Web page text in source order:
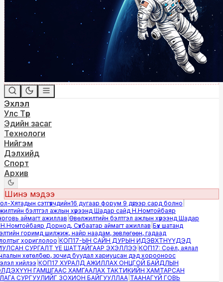
Эхлэл
Улс Төр
Эдийн засаг
Технологи
Нийгэм
Дэлхийд
Спорт
Архив
Шинэ мэдээ
сэтгүүлчдийн16 дугаар форум 9 дүгээр сард болно|
бэлтгэл ажлын хүрээнд Шадар сайд Н.Номтойбаяр
аймагт ажиллав|Өвөлжилтийн бэлтгэл ажлын хүрээнд Шадар
Дорнод, Сүхбаатар аймагт ажиллав|Бүх шатанд
горимд шилжиж, найр наадам, зөвлөгөөн, гадаад
хориглолоо|КОП17-ЫН САЙН ДУРЫН ИДЭВХТНҮҮДЭД
СУРГАЛТ ҮЕ ШАТТАЙГААР ЭХЭЛЛЭЭ|КОП17: Соёл, аялал
хөтөлбөр, зочид буудал хариуцсан дэд хорооноос
хийлээ|КОП17 ХУРАЛД АЖИЛЛАХ ОНЦГОЙ БАЙДЛЫН
ГАМШГААС ХАМГААЛАХ ТАКТИКИЙН ХАМТАРСАН
СУРГУУЛИЙГ ЗОХИОН БАЙГУУЛЛАА|ТААНАГҮЙ ГОВЬ